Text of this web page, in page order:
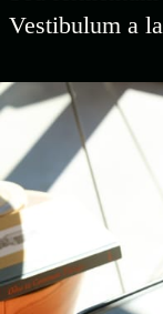
Vestibulum a